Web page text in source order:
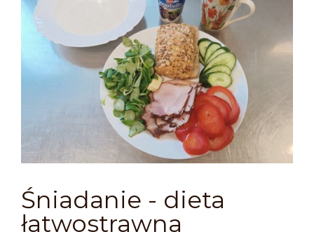
Śniadanie - dieta
łatwostrawna